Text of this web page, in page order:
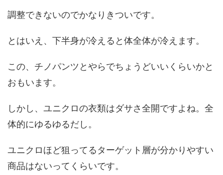
調整できないのでかなりきついです。
とはいえ、下半身が冷えると体全体が冷えます。
この、チノパンツとやらでちょうどいいくらいかと
おもいます。
しかし、ユニクロの衣類はダサさ全開ですよね。全
体的にゆるゆるだし。
ユニクロほど狙ってるターゲット層が分かりやすい
商品はないってくらいです。